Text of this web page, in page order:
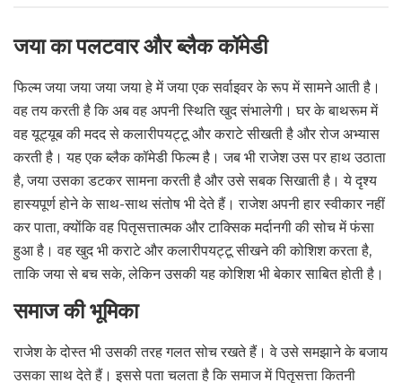
जया का पलटवार और ब्लैक कॉमेडी
फिल्म जया जया जया जया हे में जया एक सर्वाइवर के रूप में सामने आती है।
वह तय करती है कि अब वह अपनी स्थिति खुद संभालेगी। घर के बाथरूम में
वह यूट्यूब की मदद से कलारीपयट्टू और कराटे सीखती है और रोज अभ्यास
करती है। यह एक ब्लैक कॉमेडी फिल्म है। जब भी राजेश उस पर हाथ उठाता
है, जया उसका डटकर सामना करती है और उसे सबक सिखाती है। ये दृश्य
हास्यपूर्ण होने के साथ-साथ संतोष भी देते हैं। राजेश अपनी हार स्वीकार नहीं
कर पाता, क्योंकि वह पितृसत्तात्मक और टाक्सिक मर्दानगी की सोच में फंसा
हुआ है। वह खुद भी कराटे और कलारीपयट्टू सीखने की कोशिश करता है,
ताकि जया से बच सके, लेकिन उसकी यह कोशिश भी बेकार साबित होती है।
समाज की भूमिका
राजेश के दोस्त भी उसकी तरह गलत सोच रखते हैं। वे उसे समझाने के बजाय
उसका साथ देते हैं। इससे पता चलता है कि समाज में पितृसत्ता कितनी